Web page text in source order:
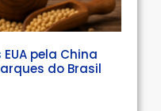
pela China
do Brasil